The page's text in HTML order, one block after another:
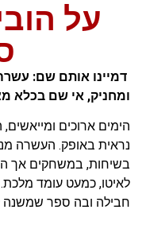
על
דמיינו אותם שם:
ומחניק, אי שם בכלא
הימים ארוכים
נראית באופק. העשרה
בשיחות, במשחקים אך
לאיטו, כמעט עומד
חבילה ובה ספר שמשנה